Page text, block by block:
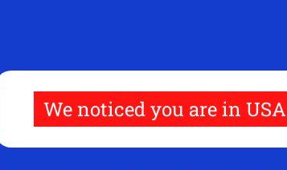
We noticed you are in USA